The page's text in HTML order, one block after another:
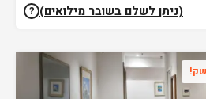
(ניתן לשלם בשובר מילואים) ?